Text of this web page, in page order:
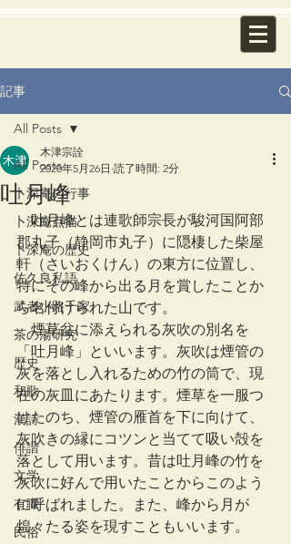
記事
All Posts
卜深庵の行事
卜深庵点描
卜深庵の歴史
佐久良私語
武者小路千家
茶の湯研究
歴史
和歌
漢詩
俳諧
文学
有職
民俗
All Posts
吐月峰
木津宗詮
2020年5月26日 読了時間: 2分
吐月峰とは連歌師宗長が駿河国阿部
郡丸子（静岡市丸子）に隠棲した柴屋
軒（さいおくけん）の東方に位置し、
特にその峰から出る月を賞したことか
ら名付けられた山です。
煙草盆に添えられる灰吹の別名を
「吐月峰」といいます。灰吹は煙管の
灰を落とし入れるための竹の筒で、現
在の灰皿にあたります。煙草を一服つ
けたのち、煙管の雁首を下に向けて、
灰吹きの縁にコツンと当てて吸い殻を
落として用います。昔は吐月峰の竹を
灰吹に好んで用いたことからこのよう
に呼ばれました。また、峰から月が
煌々たる姿を現すこともいいます。